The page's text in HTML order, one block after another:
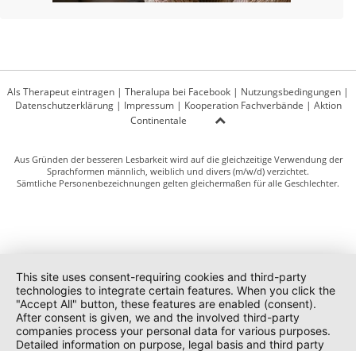
Als Therapeut eintragen | Theralupa bei Facebook | Nutzungsbedingungen |
Datenschutzerklärung| Impressum| Kooperation Fachverbände | Aktion
Continentale
Aus Gründen der besseren Lesbarkeit wird auf die gleichzeitige Verwendung der
Sprachformen männlich, weiblich und divers (m/w/d) verzichtet.
Sämtliche Personenbezeichnungen gelten gleichermaßen für alle Geschlechter.
This site uses consent-requiring cookies and third-party
technologies to integrate certain features. When you click the
"Accept All" button, these features are enabled (consent).
After consent is given, we and the involved third-party
companies process your personal data for various purposes.
Detailed information on purpose, legal basis and third party